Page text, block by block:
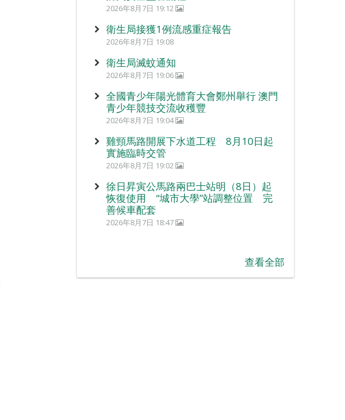
2026年8月7日 19:12
衛生局接獲1例流感重症報告
2026年8月7日 19:08
衛生局滅蚊通知
2026年8月7日 19:06
全國青少年陽光體育大會鄭州舉行 澳門
青少年競技交流收穫豐
2026年8月7日 19:04
雞頸馬路開展下水道工程 8月10日起
實施臨時交管
2026年8月7日 19:02
徐日昇寅公馬路兩巴士站明（8日）起
恢復使用 “城市大學”站調整位置 完
善候車配套
2026年8月7日 18:47
查看全部